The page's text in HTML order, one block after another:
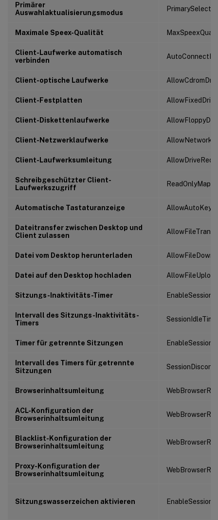
Primärer
Auswahlaktualisierungsmodus
Maximale Speex-Qualität
Client-Laufwerke automatisch
verbinden
Client-optische Laufwerke
Client-Festplatten
Client-Diskettenlaufwerke
Client-Netzwerklaufwerke
Client-Laufwerksumleitung AllowDriveRedir
Schreibgeschützter Client-
Laufwerkszugriff
Automatische Tastaturanzeige
Dateitransfer zwischen Desktop und
Client zulassen
Datei vom Desktop herunterladen
Datei auf den Desktop hochladen AllowFileUpload
Sitzungs-Inaktivitäts-Timer
Intervall des Sitzungs-Inaktivitäts-
Timers
Timer für getrennte Sitzungen
Intervall des Timers für getrennte
Sitzungen
Browserinhaltsumleitung
ACL-Konfiguration der
Browserinhaltsumleitung
Blacklist-Konfiguration der
Browserinhaltsumleitung
Proxy-Konfiguration der
Browserinhaltsumleitung
Sitzungswasserzeichen aktivieren